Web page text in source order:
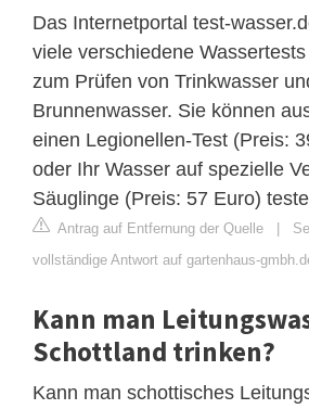
Das Internetportal test-
viele verschiedene
zum Prüfen von Trinkwasser
Brunnenwasser. Sie können
einen Legionellen-Test (Preis:
oder Ihr Wasser auf spezielle
Säuglinge (Preis: 57 Euro)
Antrag auf Entfernung der Quelle |
vollständige Antwort auf gartenhaus-
Kann man
Schottland trinken?
Kann man schottisches